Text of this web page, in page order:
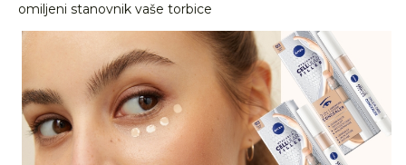
omiljeni stanovnik vaše torbice